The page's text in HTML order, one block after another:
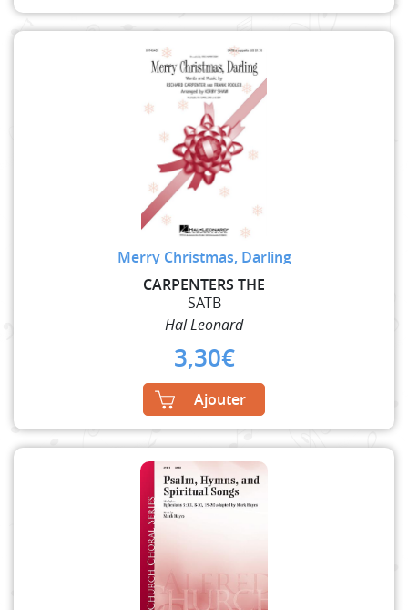
Merry Christmas, Darling
CARPENTERS THE
SATB
Hal Leonard
3,30€
Ajouter